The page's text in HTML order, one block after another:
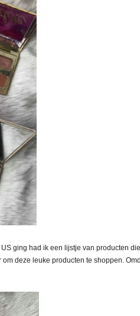
ging had ik een lijstje van producten
deze leuke producten te shoppen.